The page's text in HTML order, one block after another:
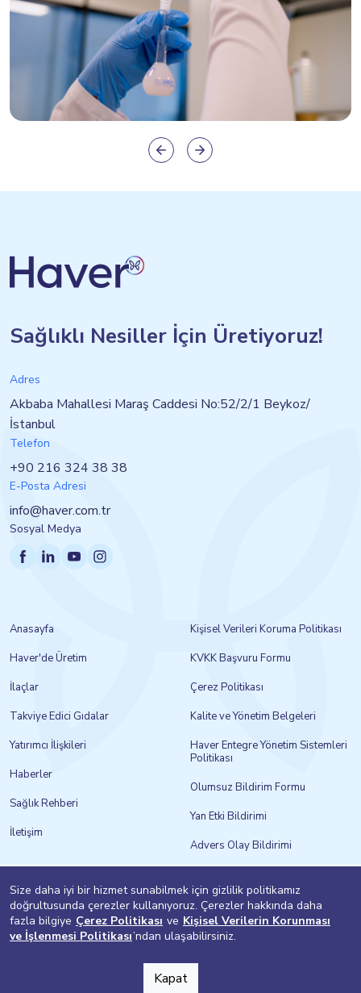
Sağlıklı Nesiller İçin Üretiyoruz!
Adres
Akbaba Mahallesi Maraş Caddesi No:52/2/1 Beykoz/
İstanbul
Telefon
+90 216 324 38 38
E-Posta Adresi
info@haver.com.tr
Sosyal Medya
Anasayfa
Haver'de Üretim
İlaçlar
Takviye Edici Gıdalar
Yatırımcı İlişkileri
Haberler
Sağlık Rehberi
İletişim
Kişisel Verileri Koruma Politikası
KVKK Başvuru Formu
Çerez Politikası
Kalite ve Yönetim Belgeleri
Haver Entegre Yönetim Sistemleri
Politikası
Olumsuz Bildirim Formu
Yan Etki Bildirimi
Advers Olay Bildirimi
Size daha iyi bir hizmet sunabilmek için gizlilik politikamız
doğrultusunda çerezler kullanıyoruz. Çerezler hakkında daha
fazla bilgiye Çerez Politikası ve Kişisel Verilerin Korunması
ve İşlenmesi Politikası’ndan ulaşabilirsiniz.
Kapat